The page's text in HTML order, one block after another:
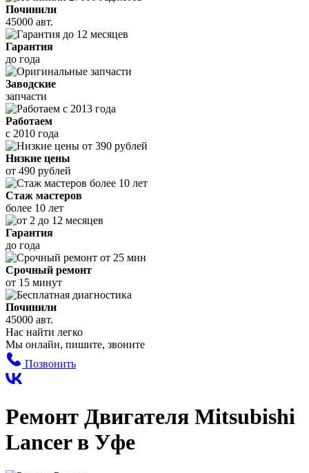
Починили
45000 авт.
Гарантия
до года
Заводские
запчасти
Работаем
с 2010 года
Низкие цены
от 490 рублей
Стаж мастеров
более 10 лет
Гарантия
до года
Срочный ремонт
от 15 минут
Починили
45000 авт.
Нас найти легко
Мы онлайн, пишите, звоните
Позвонить
Ремонт Двигателя Mitsubishi
Lancer в Уфе